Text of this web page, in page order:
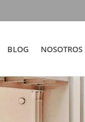
BLOG NOSOTROS